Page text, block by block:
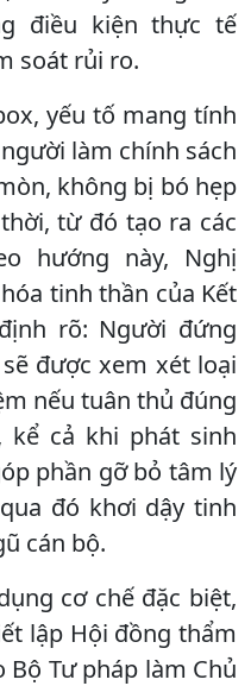
điều kiện thực tế
soát rủi ro.
yếu tố mang tính
làm chính sách
không bị bó hẹp
từ đó tạo ra các
hướng này, Nghị
tinh thần của Kết
rõ: Người đứng
được xem xét loại
nếu tuân thủ đúng
kể cả khi phát sinh
phần gỡ bỏ tâm lý
đó khơi dậy tinh
cán bộ.
cơ chế đặc biệt,
lập Hội đồng thẩm
Tư pháp làm Chủ